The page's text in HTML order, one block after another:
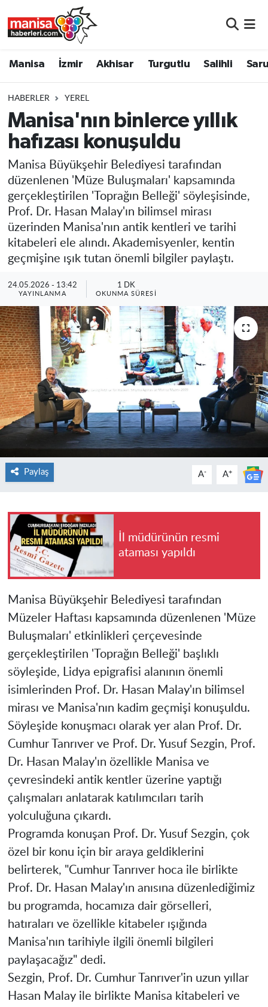
Manisa İzmir Akhisar Turgutlu Salihli
HABERLER YEREL
Manisa'nın binlerce yıllık
hafızası konuşuldu
Manisa Büyükşehir Belediyesi tarafından
düzenlenen 'Müze Buluşmaları' kapsamında
gerçekleştirilen 'Toprağın Belleği' söyleşisinde,
Prof. Dr. Hasan Malay'ın bilimsel mirası
üzerinden Manisa'nın antik kentleri ve tarihi
kitabeleri ele alındı. Akademisyenler, kentin
geçmişine ışık tutan önemli bilgiler paylaştı.
24.05.2026 - 13:42
YAYINLANMA
1 DK
OKUNMA SÜRESI
Paylaş A- A+
İl müdürünün resmi
ataması yapıldı
Manisa Büyükşehir Belediyesi tarafından
Müzeler Haftası kapsamında düzenlenen 'Müze
Buluşmaları' etkinlikleri çerçevesinde
gerçekleştirilen 'Toprağın Belleği' başlıklı
söyleşide, Lidya epigrafisi alanının önemli
isimlerinden Prof. Dr. Hasan Malay'ın bilimsel
mirası ve Manisa'nın kadim geçmişi konuşuldu.
Söyleşide konuşmacı olarak yer alan Prof. Dr.
Cumhur Tanrıver ve Prof. Dr. Yusuf Sezgin, Prof.
Dr. Hasan Malay'ın özellikle Manisa ve
çevresindeki antik kentler üzerine yaptığı
çalışmaları anlatarak katılımcıları tarih
yolculuğuna çıkardı.
Programda konuşan Prof. Dr. Yusuf Sezgin, çok
özel bir konu için bir araya geldiklerini
belirterek, "Cumhur Tanrıver hoca ile birlikte
Prof. Dr. Hasan Malay'ın anısına düzenlediğimiz
bu programda, hocamıza dair görselleri,
hatıraları ve özellikle kitabeler ışığında
Manisa'nın tarihiyle ilgili önemli bilgileri
paylaşacağız" dedi.
Sezgin, Prof. Dr. Cumhur Tanrıver'in uzun yıllar
Hasan Malay ile birlikte Manisa kitabeleri ve
Turgutlu
Salihli
Saruhanlı
Soma
Resmi İlanlar
Manisa Nöbetçi Eczaneler
Manisa Trafik Yoğunluk Haritası
Süper Lig Puan Durumu ve Fikstür
Tüm Manşetler
Son Dakika Haberleri
Haber Arşivi